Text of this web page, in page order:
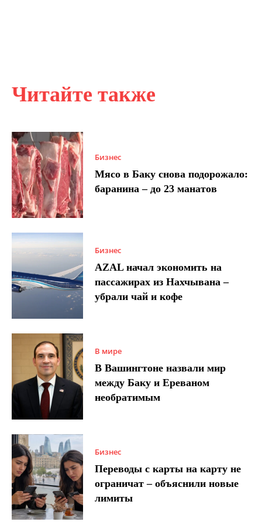
Читайте также
Бизнес
Мясо в Баку снова подорожало:
баранина – до 23 манатов
Бизнес
AZAL начал экономить на
пассажирах из Нахчывана –
убрали чай и кофе
В мире
В Вашингтоне назвали мир
между Баку и Ереваном
необратимым
Бизнес
Переводы с карты на карту не
ограничат – объяснили новые
лимиты